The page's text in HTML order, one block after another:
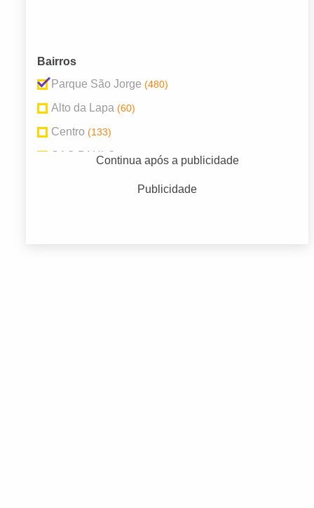
Bairros
Parque São Jorge (480)
Alto da Lapa (60)
Centro (133)
SAO PAULO(125)
Continua após a publicidade
Publicidade